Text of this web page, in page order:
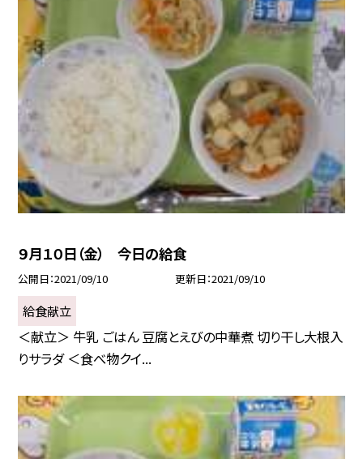
９月１０日（金） 今日の給食
公開日 2021/09/10 更新日 2021/09/10
給食献立
＜献立＞ 牛乳 ごはん 豆腐とえびの中華煮 切り干し大根入
りサラダ ＜食べ物クイ...